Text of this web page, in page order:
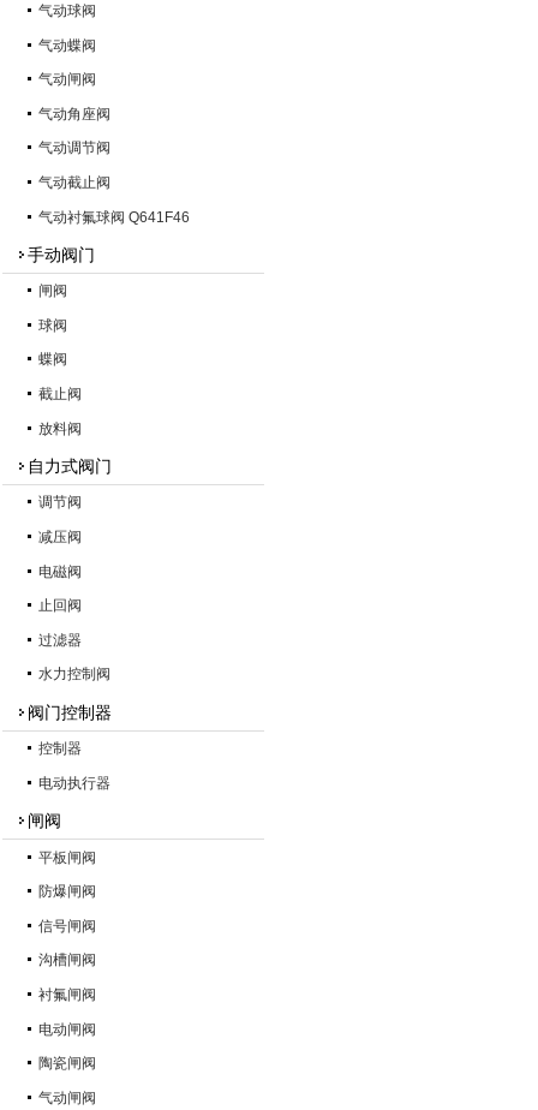
气动球阀
气动蝶阀
气动闸阀
气动角座阀
气动调节阀
气动截止阀
气动衬氟球阀 Q641F46
手动阀门
闸阀
球阀
蝶阀
截止阀
放料阀
自力式阀门
调节阀
减压阀
电磁阀
止回阀
过滤器
水力控制阀
阀门控制器
控制器
电动执行器
闸阀
平板闸阀
防爆闸阀
信号闸阀
沟槽闸阀
衬氟闸阀
电动闸阀
陶瓷闸阀
气动闸阀